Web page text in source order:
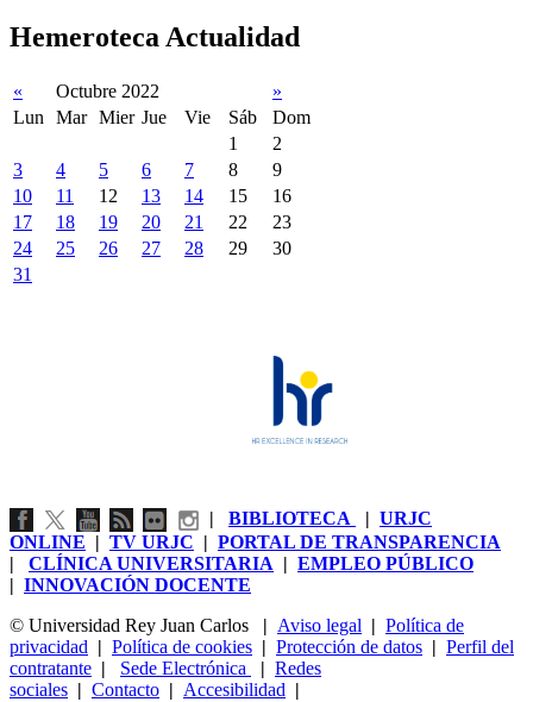
Hemeroteca Actualidad
« Octubre 2022
»
Lun
Mar Mier Jue Vie Sáb
Dom
1
2
3
4 5 6 7 8
9
10
11 12 13 14 15
16
17
18 19 20 21 22
23
24
25 26 27 28 29
30
31
| BIBLIOTECA | URJC
ONLINE | TV URJC | PORTAL DE TRANSPARENCIA
| CLÍNICA UNIVERSITARIA | EMPLEO PÚBLICO
| INNOVACIÓN DOCENTE
© Universidad Rey Juan Carlos
| Aviso legal | Política de
privacidad | Política de cookies | Protección de datos | Perfil del
contratante | Sede Electrónica | Redes
sociales | Contacto | Accesibilidad |